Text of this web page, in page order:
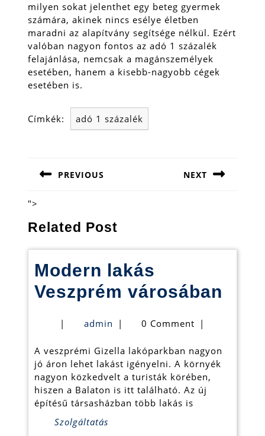
milyen sokat jelenthet egy beteg gyermek
számára, akinek nincs esélye életben
maradni az alapítvány segítsége nélkül. Ezért
valóban nagyon fontos az adó 1 százalék
felajánlása, nemcsak a magánszemélyek
esetében, hanem a kisebb-nagyobb cégek
esetében is.
Címkék: adó 1 százalék
navigáció
PREVIOUS
post:
NEXT
">
Related Post
Modern lakás
Veszprém városában
| admin admin
| 0 Comment |
A veszprémi Gizella lakóparkban nagyon
jó áron lehet lakást igényelni. A környék
nagyon közkedvelt a turisták körében,
hiszen a Balaton is itt található. Az új
építésű társasházban több lakás is
Szolgáltatás